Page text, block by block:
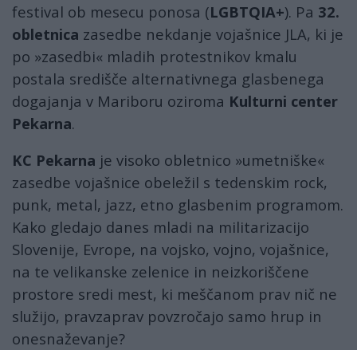
festival ob mesecu ponosa (LGBTQIA+). Pa 32.
obletnica zasedbe nekdanje vojašnice JLA, ki je
po »zasedbi« mladih protestnikov kmalu
postala središče alternativnega glasbenega
dogajanja v Mariboru oziroma Kulturni center
Pekarna.
KC Pekarna je visoko obletnico »umetniške«
zasedbe vojašnice obeležil s tedenskim rock,
punk, metal, jazz, etno glasbenim programom.
Kako gledajo danes mladi na militarizacijo
Slovenije, Evrope, na vojsko, vojno, vojašnice,
na te velikanske zelenice in neizkoriščene
prostore sredi mest, ki meščanom prav nič ne
služijo, pravzaprav povzročajo samo hrup in
onesnaževanje?